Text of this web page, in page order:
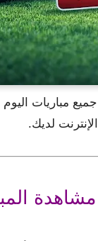
مباريات
لديك.